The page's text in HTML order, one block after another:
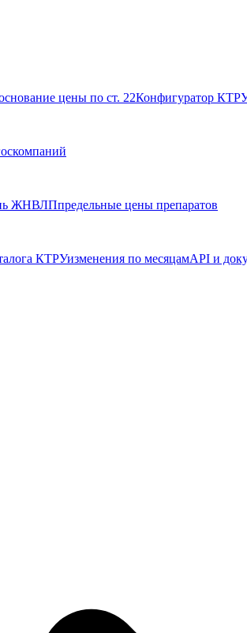
цены по ст. 22Конфигуратор КТРУ
ЖНВЛПпредельные цены препаратов
КТРУизменения по месяцамAPI и